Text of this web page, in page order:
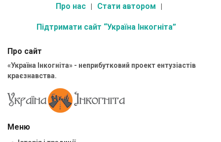
Про нас Стати автором
Підтримати сайт “Україна Інкогніта”
Про сайт
«Україна Інкогніта» - неприбутковий проект ентузіастів
краєзнавства.
Меню